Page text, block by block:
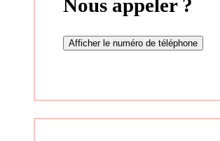
Nous appeler ?
Afficher le numéro de téléphone